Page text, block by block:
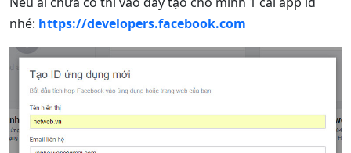
nhé: https://developers.facebook.com